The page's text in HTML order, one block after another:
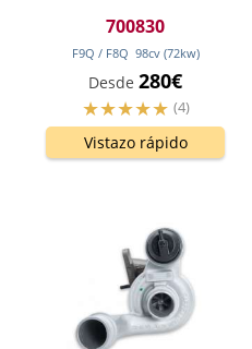
700830
F9Q / F8Q 98cv (72kw)
Desde 280€
(4)
Vistazo rápido